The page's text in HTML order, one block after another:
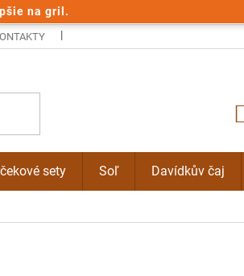
na gril.
sety Soľ Davídkův čaj